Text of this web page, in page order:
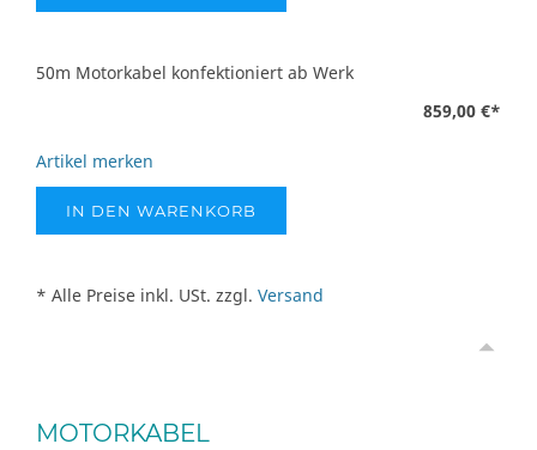
50m Motorkabel konfektioniert ab Werk
859,00 €*
Artikel merken
IN DEN WARENKORB
* Alle Preise inkl. USt. zzgl. Versand
MOTORKABEL